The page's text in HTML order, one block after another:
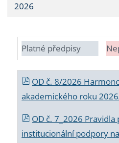
2026
Platné předpisy
OD č. 8/2026
akademického roku
OD č. 7_2026
institucionální podpory